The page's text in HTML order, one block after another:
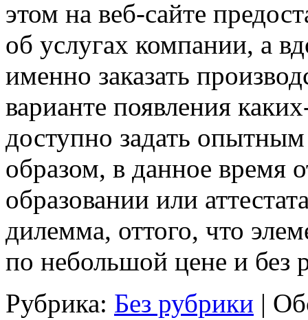
этом на веб-сайте
об услугах компании, а
именно заказать
варианте появления
доступно задать
образом, в данное время
образовании или
дилемма, оттого, что
по небольшой цене и без
Рубрика: Без рубрики |